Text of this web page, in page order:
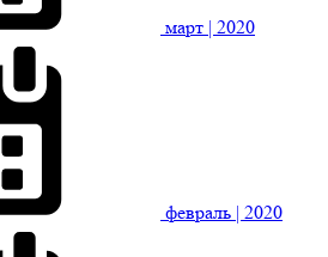
март | 2020
февраль | 2020